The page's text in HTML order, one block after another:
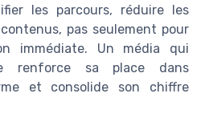
les parcours, réduire les
pas seulement pour
immédiate. Un média qui
renforce sa place dans
et consolide son chiffre